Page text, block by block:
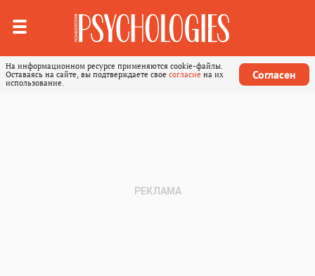
На информационном ресурсе применяются cookie-файлы.
Оставаясь на сайте, вы подтверждаете свое согласие на их
использование.
Согласен